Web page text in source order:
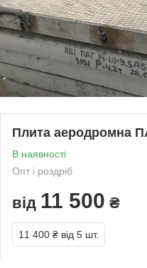
Плита аеродромна
В наявності
Опт і роздріб
від 11 500 ₴
11 400 ₴ від 5 шт.